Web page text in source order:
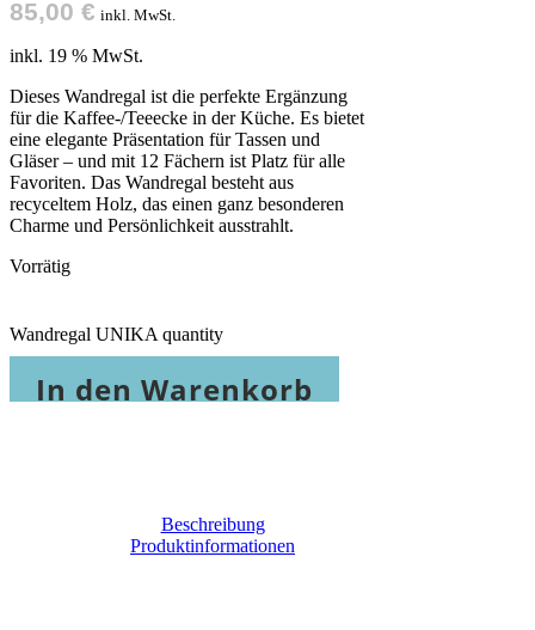
85,00 € inkl. MwSt.
inkl. 19 % MwSt.
Dieses Wandregal ist die perfekte Ergänzung
für die Kaffee-/Teeecke in der Küche. Es bietet
eine elegante Präsentation für Tassen und
Gläser – und mit 12 Fächern ist Platz für alle
Favoriten. Das Wandregal besteht aus
recyceltem Holz, das einen ganz besonderen
Charme und Persönlichkeit ausstrahlt.
Vorrätig
Wandregal UNIKA quantity
In den Warenkorb
Beschreibung
Produktinformationen